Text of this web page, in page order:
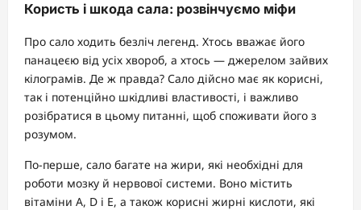
Користь і шкода сала: розвінчуємо міфи
Про сало ходить безліч легенд. Хтось вважає його
панацеєю від усіх хвороб, а хтось — джерелом зайвих
кілограмів. Де ж правда? Сало дійсно має як корисні,
так і потенційно шкідливі властивості, і важливо
розібратися в цьому питанні, щоб споживати його з
розумом.
По-перше, сало багате на жири, які необхідні для
роботи мозку й нервової системи. Воно містить
вітаміни A, D і E, а також корисні жирні кислоти, які